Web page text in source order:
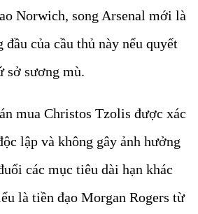
Norwich, song Arsenal mới là
đầu của cầu thủ này nếu quyết
sở sương mù.
mua Christos Tzolis được xác
lập và không gây ảnh hưởng
các mục tiêu dài hạn khác
là tiền đạo Morgan Rogers từ